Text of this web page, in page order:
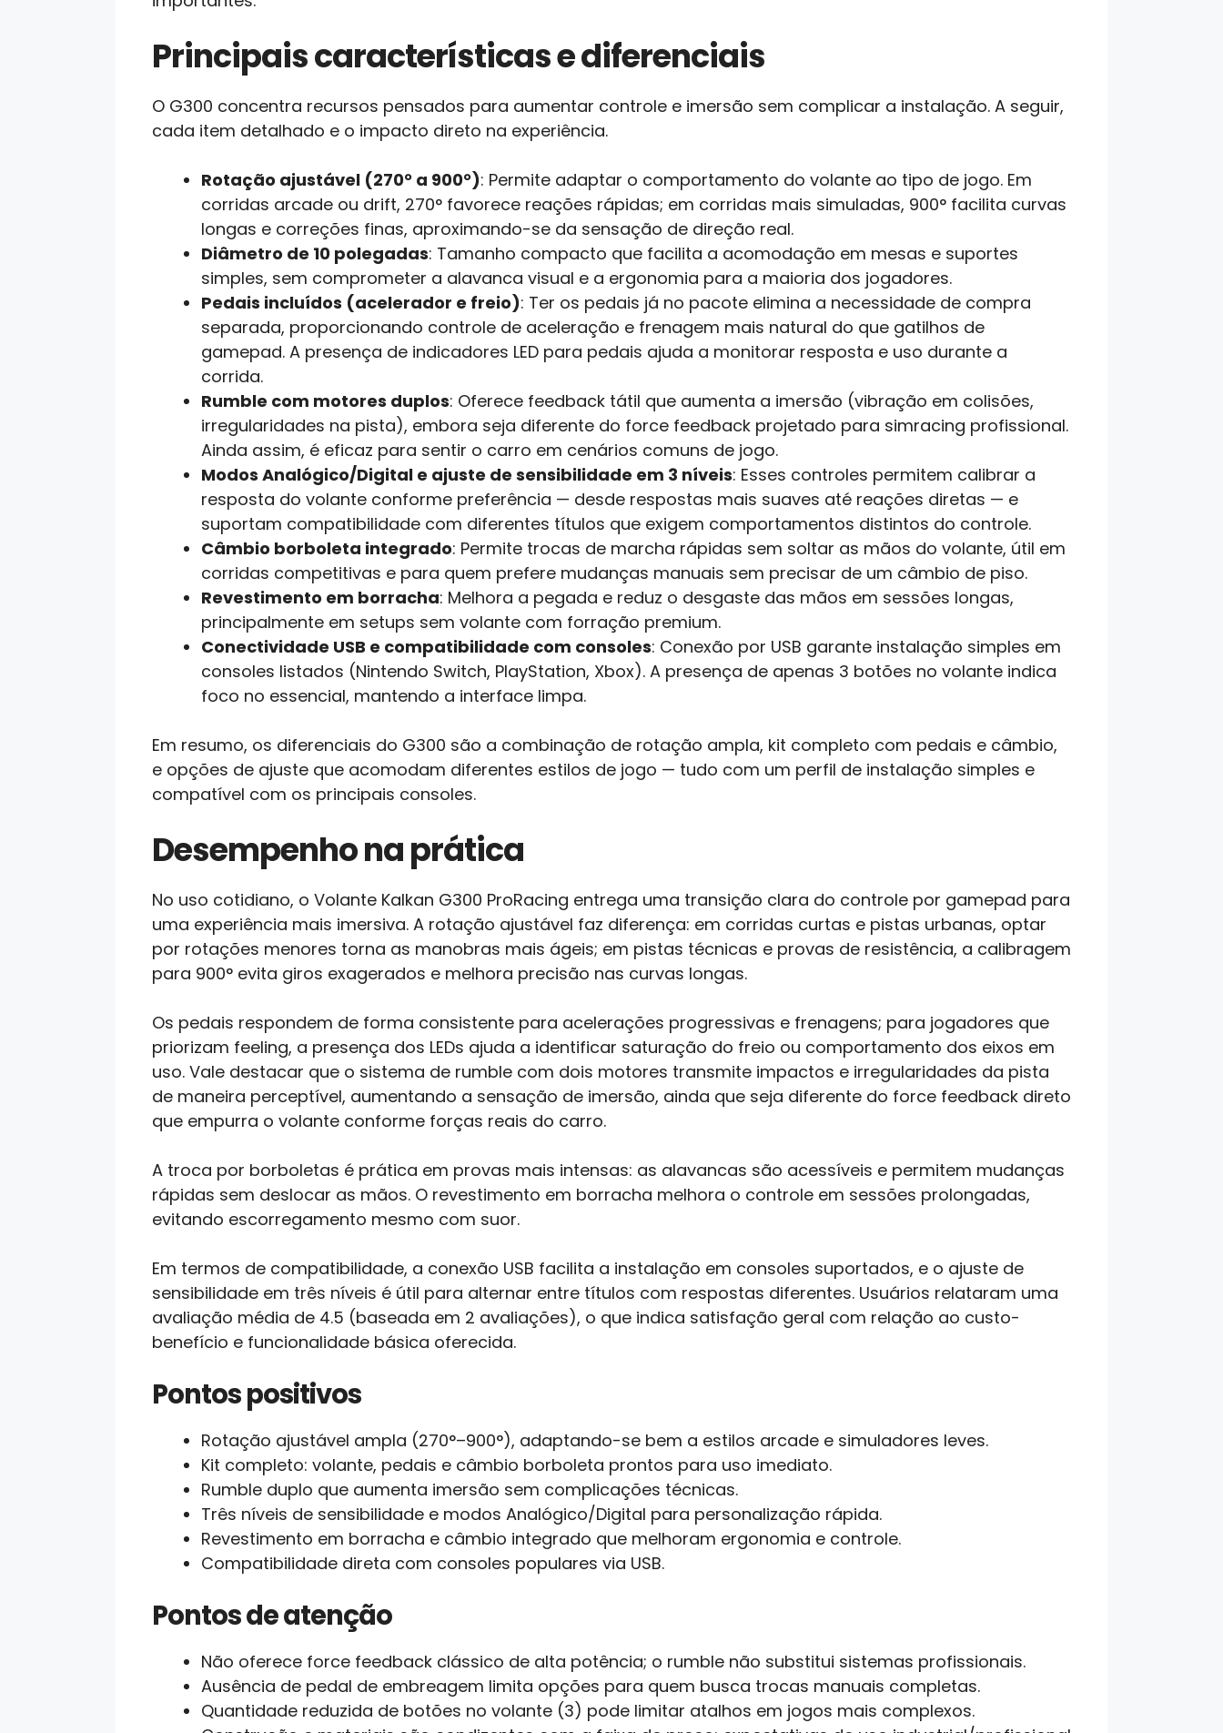
Principais características e diferenciais
O G300 concentra recursos pensados para aumentar controle e imersão sem complicar a instalação. A seguir,
cada item detalhado e o impacto direto na experiência.
Rotação ajustável (270° a 900°): Permite adaptar o comportamento do volante ao tipo de jogo. Em
corridas arcade ou drift, 270° favorece reações rápidas; em corridas mais simuladas, 900° facilita curvas
longas e correções finas, aproximando-se da sensação de direção real.
Diâmetro de 10 polegadas: Tamanho compacto que facilita a acomodação em mesas e suportes
simples, sem comprometer a alavanca visual e a ergonomia para a maioria dos jogadores.
Pedais incluídos (acelerador e freio): Ter os pedais já no pacote elimina a necessidade de compra
separada, proporcionando controle de aceleração e frenagem mais natural do que gatilhos de
gamepad. A presença de indicadores LED para pedais ajuda a monitorar resposta e uso durante a
corrida.
Rumble com motores duplos: Oferece feedback tátil que aumenta a imersão (vibração em colisões,
irregularidades na pista), embora seja diferente do force feedback projetado para simracing profissional.
Ainda assim, é eficaz para sentir o carro em cenários comuns de jogo.
Modos Analógico/Digital e ajuste de sensibilidade em 3 níveis: Esses controles permitem calibrar a
resposta do volante conforme preferência — desde respostas mais suaves até reações diretas — e
suportam compatibilidade com diferentes títulos que exigem comportamentos distintos do controle.
Câmbio borboleta integrado: Permite trocas de marcha rápidas sem soltar as mãos do volante, útil em
corridas competitivas e para quem prefere mudanças manuais sem precisar de um câmbio de piso.
Revestimento em borracha: Melhora a pegada e reduz o desgaste das mãos em sessões longas,
principalmente em setups sem volante com forração premium.
Conectividade USB e compatibilidade com consoles: Conexão por USB garante instalação simples em
consoles listados (Nintendo Switch, PlayStation, Xbox). A presença de apenas 3 botões no volante indica
foco no essencial, mantendo a interface limpa.
Em resumo, os diferenciais do G300 são a combinação de rotação ampla, kit completo com pedais e câmbio,
e opções de ajuste que acomodam diferentes estilos de jogo — tudo com um perfil de instalação simples e
compatível com os principais consoles.
Desempenho na prática
No uso cotidiano, o Volante Kalkan G300 ProRacing entrega uma transição clara do controle por gamepad para
uma experiência mais imersiva. A rotação ajustável faz diferença: em corridas curtas e pistas urbanas, optar
por rotações menores torna as manobras mais ágeis; em pistas técnicas e provas de resistência, a calibragem
para 900° evita giros exagerados e melhora precisão nas curvas longas.
Os pedais respondem de forma consistente para acelerações progressivas e frenagens; para jogadores que
priorizam feeling, a presença dos LEDs ajuda a identificar saturação do freio ou comportamento dos eixos em
uso. Vale destacar que o sistema de rumble com dois motores transmite impactos e irregularidades da pista
de maneira perceptível, aumentando a sensação de imersão, ainda que seja diferente do force feedback direto
que empurra o volante conforme forças reais do carro.
A troca por borboletas é prática em provas mais intensas: as alavancas são acessíveis e permitem mudanças
rápidas sem deslocar as mãos. O revestimento em borracha melhora o controle em sessões prolongadas,
evitando escorregamento mesmo com suor.
Em termos de compatibilidade, a conexão USB facilita a instalação em consoles suportados, e o ajuste de
sensibilidade em três níveis é útil para alternar entre títulos com respostas diferentes. Usuários relataram uma
avaliação média de 4.5 (baseada em 2 avaliações), o que indica satisfação geral com relação ao custo-
benefício e funcionalidade básica oferecida.
Pontos positivos
Rotação ajustável ampla (270°–900°), adaptando-se bem a estilos arcade e simuladores leves.
Kit completo: volante, pedais e câmbio borboleta prontos para uso imediato.
Rumble duplo que aumenta imersão sem complicações técnicas.
Três níveis de sensibilidade e modos Analógico/Digital para personalização rápida.
Revestimento em borracha e câmbio integrado que melhoram ergonomia e controle.
Compatibilidade direta com consoles populares via USB.
Pontos de atenção
Não oferece force feedback clássico de alta potência; o rumble não substitui sistemas profissionais.
Ausência de pedal de embreagem limita opções para quem busca trocas manuais completas.
Quantidade reduzida de botões no volante (3) pode limitar atalhos em jogos mais complexos.